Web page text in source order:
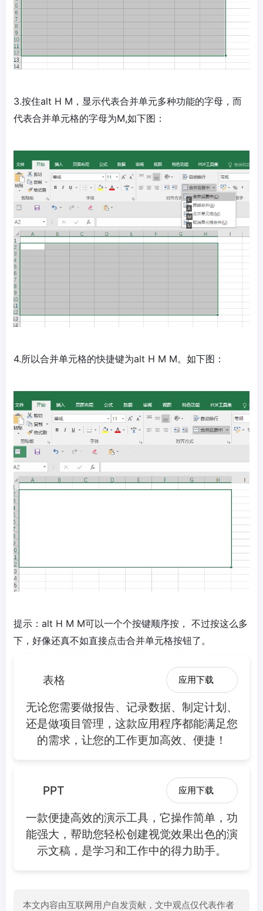
3.按住alt H M，显示代表合并单元多种功能的字母，而
代表合并单元格的字母为M,如下图：
4.所以合并单元格的快捷键为alt H M M。如下图：
提示：alt H M M可以一个个按键顺序按， 不过按这么多
下，好像还真不如直接点击合并单元格按钮了。
表格 应用下载
无论您需要做报告、记录数据、制定计划、
还是做项目管理，这款应用程序都能满足您
的需求，让您的工作更加高效、便捷！
PPT 应用下载
一款便捷高效的演示工具，它操作简单，功
能强大，帮助您轻松创建视觉效果出色的演
示文稿，是学习和工作中的得力助手。
本文内容由互联网用户自发贡献，文中观点仅代表作者